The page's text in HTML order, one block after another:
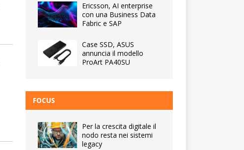
Ericsson, AI enterprise
con una Business Data
Fabric e SAP
Case SSD, ASUS
annuncia il modello
ProArt PA40SU
FOCUS
Per la crescita digitale il
nodo resta nei sistemi
legacy